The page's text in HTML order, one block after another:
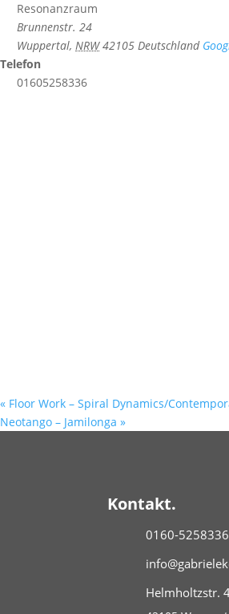
Resonanzraum
Brunnenstr. 24
Wuppertal, NRW 42105 Deutschland
Telefon
01605258336
« Floor Work – Spiral Dynamics/
Neotango – Jamilonga »
Kontakt.
0160-5258336
Helmholtzstr.